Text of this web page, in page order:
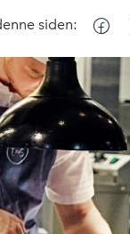
siden: